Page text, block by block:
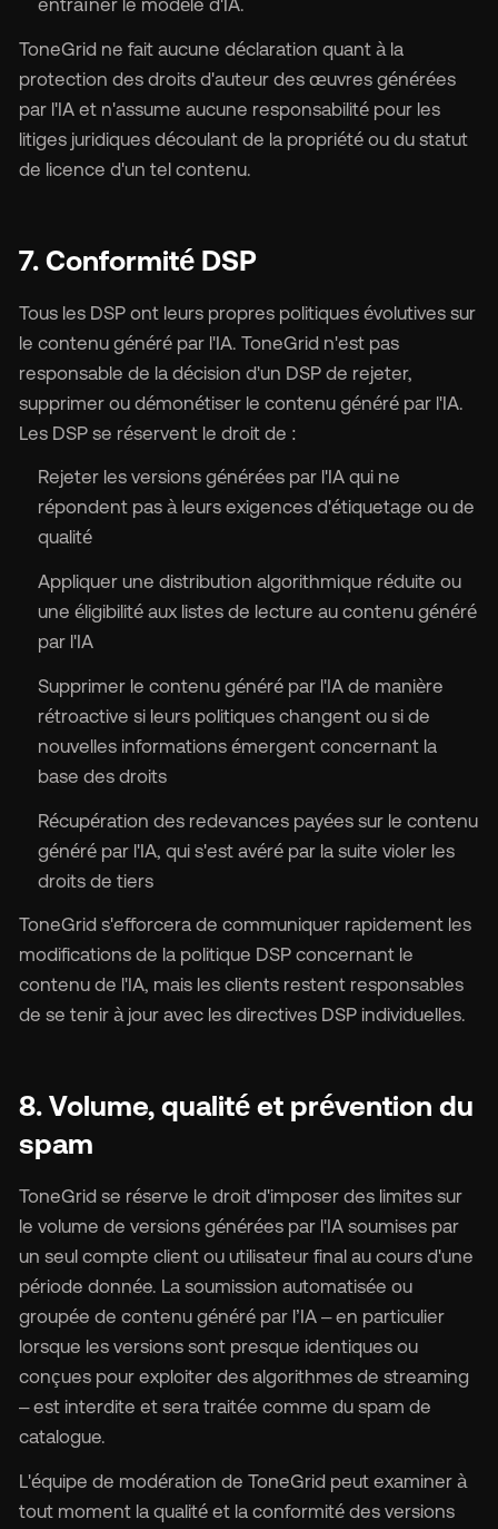
ToneGrid ne fait aucune déclaration quant à la
protection des droits d'auteur des œuvres générées
par l'IA et n'assume aucune responsabilité pour les
litiges juridiques découlant de la propriété ou du statut
de licence d'un tel contenu.
7. Conformité DSP
Tous les DSP ont leurs propres politiques évolutives sur
le contenu généré par l'IA. ToneGrid n'est pas
responsable de la décision d'un DSP de rejeter,
supprimer ou démonétiser le contenu généré par l'IA.
Les DSP se réservent le droit de :
Rejeter les versions générées par l'IA qui ne
répondent pas à leurs exigences d'étiquetage ou de
qualité
Appliquer une distribution algorithmique réduite ou
une éligibilité aux listes de lecture au contenu généré
par l'IA
Supprimer le contenu généré par l'IA de manière
rétroactive si leurs politiques changent ou si de
nouvelles informations émergent concernant la
base des droits
Récupération des redevances payées sur le contenu
généré par l'IA, qui s'est avéré par la suite violer les
droits de tiers
ToneGrid s'efforcera de communiquer rapidement les
modifications de la politique DSP concernant le
contenu de l'IA, mais les clients restent responsables
de se tenir à jour avec les directives DSP individuelles.
8. Volume, qualité et prévention du
spam
ToneGrid se réserve le droit d'imposer des limites sur
le volume de versions générées par l'IA soumises par
un seul compte client ou utilisateur final au cours d'une
période donnée. La soumission automatisée ou
groupée de contenu généré par l’IA – en particulier
lorsque les versions sont presque identiques ou
conçues pour exploiter des algorithmes de streaming
– est interdite et sera traitée comme du spam de
catalogue.
L'équipe de modération de ToneGrid peut examiner à
tout moment la qualité et la conformité des versions